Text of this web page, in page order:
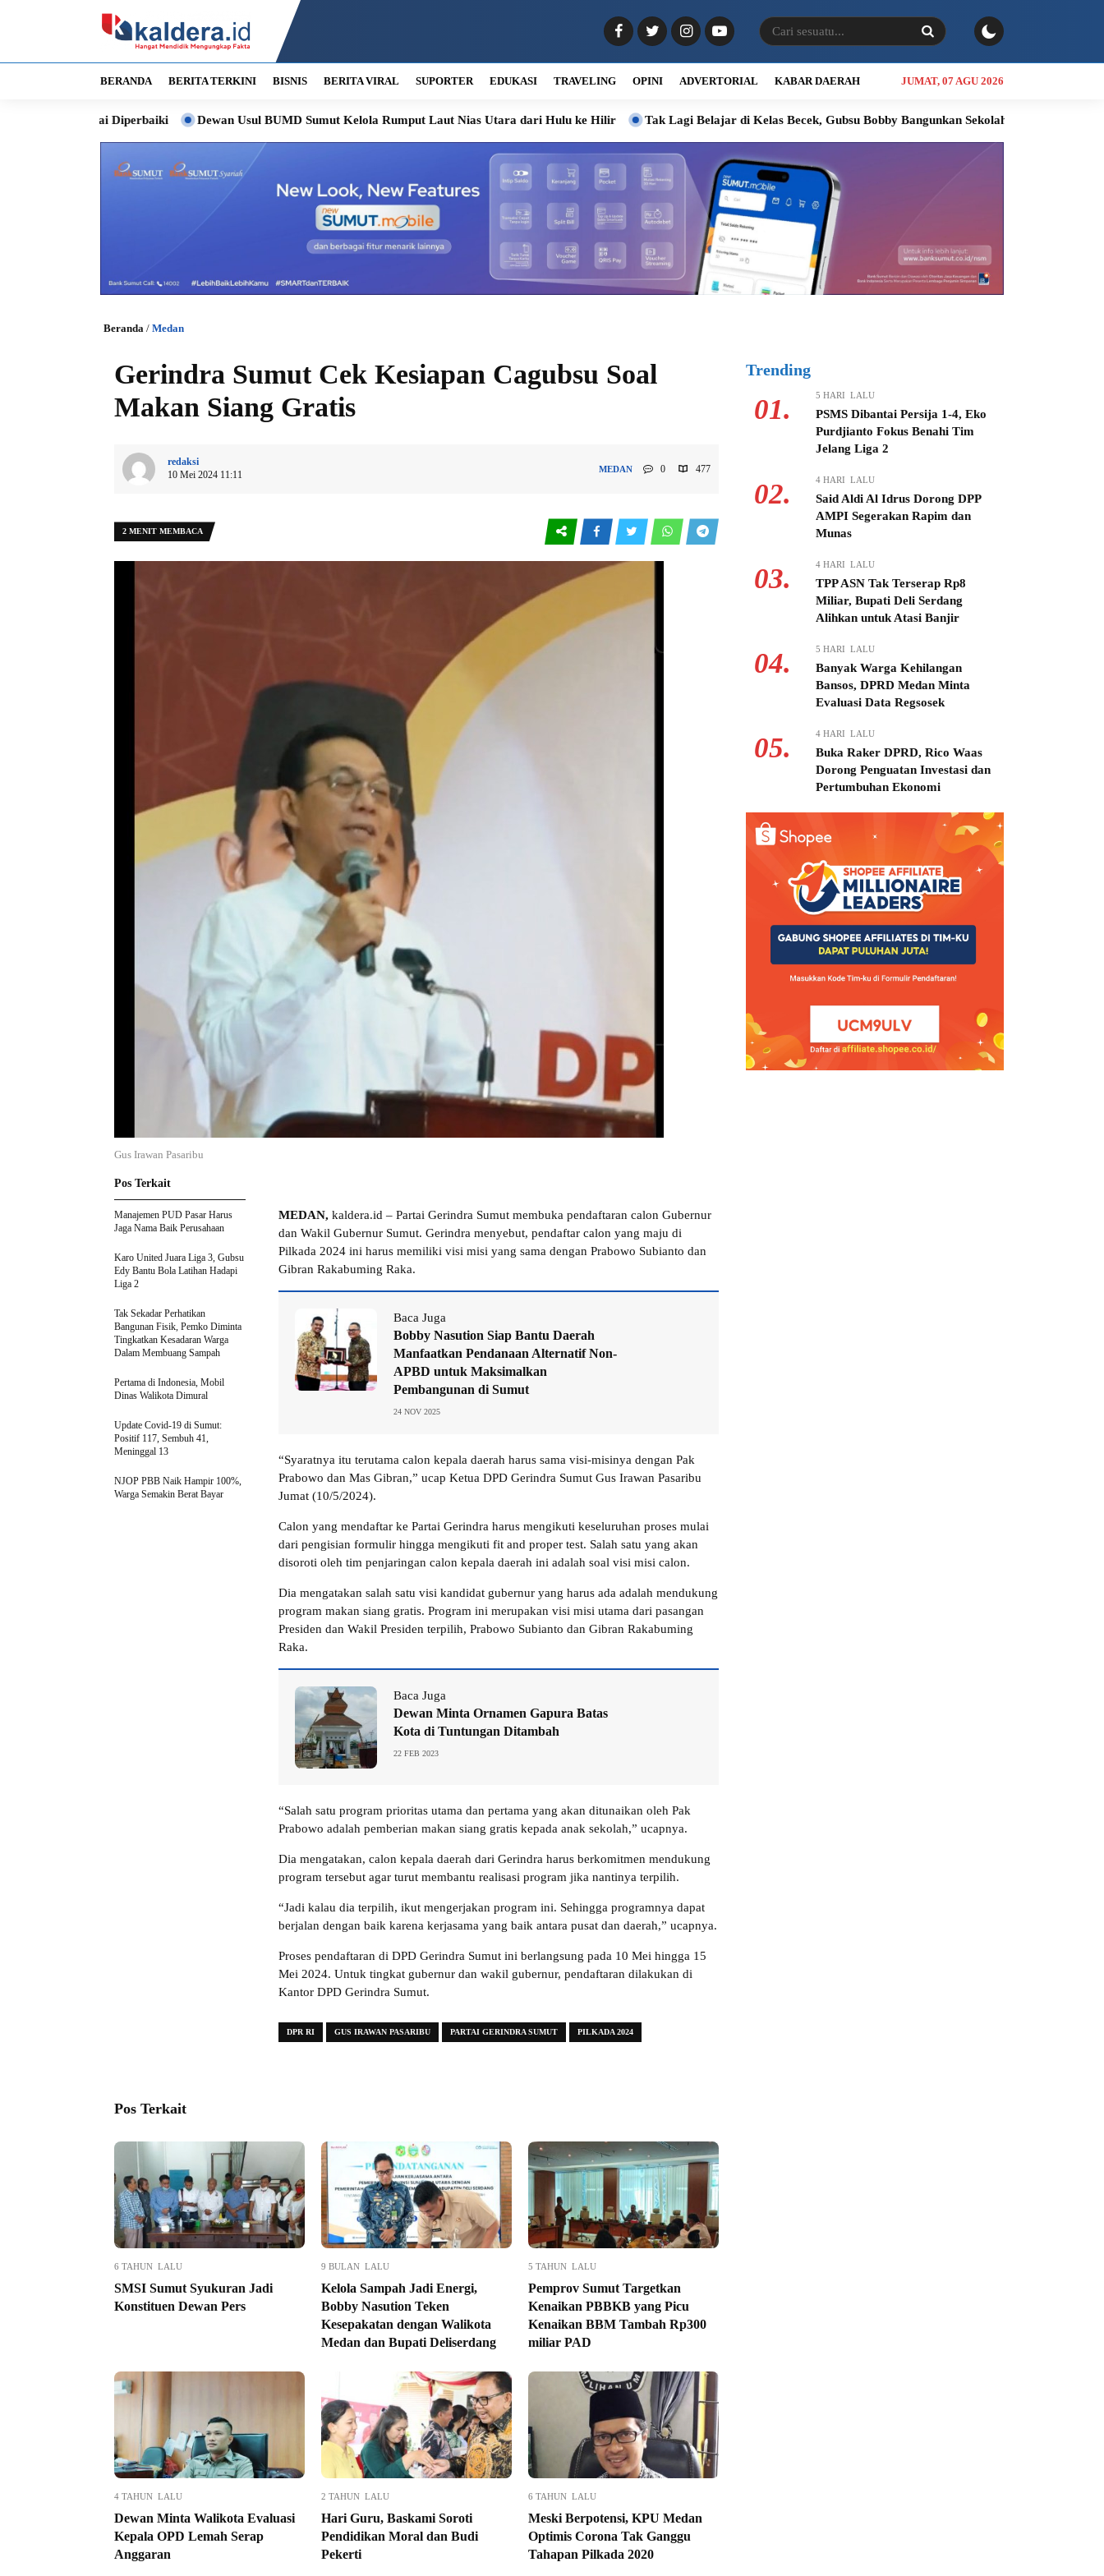
BERANDA BERITA TERKINI BISNIS BERITA VIRAL SUPORTER EDUKASI TRAVELING OPINI ADVERTORIAL KABAR DAERAH JUMAT, 07 AGU 2026
Dewan Usul BUMD Sumut Kelola Rumput Laut Nias Utara dari Hulu ke Hilir Tak Lagi Belajar di Kelas Becek, Gubsu Bobby Bangunkan Sekolah Baru untuk Siswa Nias Utara
Beranda / Medan
Gerindra Sumut Cek Kesiapan Cagubsu Soal
Makan Siang Gratis
redaksi
10 Mei 2024 11:11
MEDAN 0 477
2 MENIT MEMBACA
Gus Irawan Pasaribu
MEDAN, kaldera.id – Partai Gerindra Sumut membuka pendaftaran calon Gubernur
dan Wakil Gubernur Sumut. Gerindra menyebut, pendaftar calon yang maju di
Pilkada 2024 ini harus memiliki visi misi yang sama dengan Prabowo Subianto dan
Gibran Rakabuming Raka.
Baca Juga
Bobby Nasution Siap Bantu Daerah
Manfaatkan Pendanaan Alternatif Non-
APBD untuk Maksimalkan
Pembangunan di Sumut
24 NOV 2025
“Syaratnya itu terutama calon kepala daerah harus sama visi-misinya dengan Pak
Prabowo dan Mas Gibran,” ucap Ketua DPD Gerindra Sumut Gus Irawan Pasaribu
Jumat (10/5/2024).
Calon yang mendaftar ke Partai Gerindra harus mengikuti keseluruhan proses mulai
dari pengisian formulir hingga mengikuti fit and proper test. Salah satu yang akan
disoroti oleh tim penjaringan calon kepala daerah ini adalah soal visi misi calon.
Dia mengatakan salah satu visi kandidat gubernur yang harus ada adalah mendukung
program makan siang gratis. Program ini merupakan visi misi utama dari pasangan
Presiden dan Wakil Presiden terpilih, Prabowo Subianto dan Gibran Rakabuming
Raka.
Baca Juga
Dewan Minta Ornamen Gapura Batas
Kota di Tuntungan Ditambah
22 FEB 2023
“Salah satu program prioritas utama dan pertama yang akan ditunaikan oleh Pak
Prabowo adalah pemberian makan siang gratis kepada anak sekolah,” ucapnya.
Dia mengatakan, calon kepala daerah dari Gerindra harus berkomitmen mendukung
program tersebut agar turut membantu realisasi program jika nantinya terpilih.
“Jadi kalau dia terpilih, ikut mengerjakan program ini. Sehingga programnya dapat
berjalan dengan baik karena kerjasama yang baik antara pusat dan daerah,” ucapnya.
Proses pendaftaran di DPD Gerindra Sumut ini berlangsung pada 10 Mei hingga 15
Mei 2024. Untuk tingkat gubernur dan wakil gubernur, pendaftaran dilakukan di
Kantor DPD Gerindra Sumut.
DPR RI GUS IRAWAN PASARIBU PARTAI GERINDRA SUMUT PILKADA 2024
Pos Terkait
Manajemen PUD Pasar Harus
Jaga Nama Baik Perusahaan
Karo United Juara Liga 3, Gubsu
Edy Bantu Bola Latihan Hadapi
Liga 2
Tak Sekadar Perhatikan
Bangunan Fisik, Pemko Diminta
Tingkatkan Kesadaran Warga
Dalam Membuang Sampah
Pertama di Indonesia, Mobil
Dinas Walikota Dimural
Update Covid-19 di Sumut:
Positif 117, Sembuh 41,
Meninggal 13
NJOP PBB Naik Hampir 100%,
Warga Semakin Berat Bayar
Pos Terkait
6 TAHUN LALU
SMSI Sumut Syukuran Jadi
Konstituen Dewan Pers
9 BULAN LALU
Kelola Sampah Jadi Energi,
Bobby Nasution Teken
Kesepakatan dengan Walikota
Medan dan Bupati Deliserdang
5 TAHUN LALU
Pemprov Sumut Targetkan
Kenaikan PBBKB yang Picu
Kenaikan BBM Tambah Rp300
miliar PAD
4 TAHUN LALU
Dewan Minta Walikota Evaluasi
Kepala OPD Lemah Serap
Anggaran
2 TAHUN LALU
Hari Guru, Baskami Soroti
Pendidikan Moral dan Budi
Pekerti
6 TAHUN LALU
Meski Berpotensi, KPU Medan
Optimis Corona Tak Ganggu
Tahapan Pilkada 2020
Trending
01. 5 HARI LALU
PSMS Dibantai Persija 1-4, Eko
Purdjianto Fokus Benahi Tim
Jelang Liga 2
02. 4 HARI LALU
Said Aldi Al Idrus Dorong DPP
AMPI Segerakan Rapim dan
Munas
03. 4 HARI LALU
TPP ASN Tak Terserap Rp8
Miliar, Bupati Deli Serdang
Alihkan untuk Atasi Banjir
04. 5 HARI LALU
Banyak Warga Kehilangan
Bansos, DPRD Medan Minta
Evaluasi Data Regsosek
05. 4 HARI LALU
Buka Raker DPRD, Rico Waas
Dorong Penguatan Investasi dan
Pertumbuhan Ekonomi